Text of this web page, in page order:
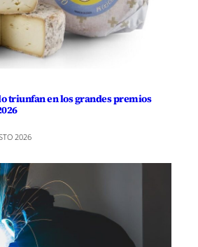
triunfan en los grandes premios
2026